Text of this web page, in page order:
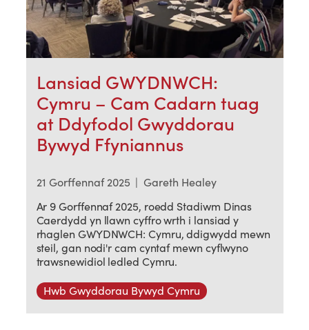
Lansiad GWYDNWCH:
Cymru – Cam Cadarn tuag
at Ddyfodol Gwyddorau
Bywyd Ffyniannus
21 Gorffennaf 2025 | Gareth Healey
Ar 9 Gorffennaf 2025, roedd Stadiwm Dinas
Caerdydd yn llawn cyffro wrth i lansiad y
rhaglen GWYDNWCH: Cymru, ddigwydd mewn
steil, gan nodi'r cam cyntaf mewn cyflwyno
trawsnewidiol ledled Cymru.
Hwb Gwyddorau Bywyd Cymru